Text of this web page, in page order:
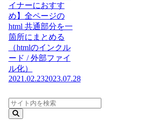
イナーにおすす
め】全ページの
html 共通部分を一
箇所にまとめる
（htmlのインクル
ード / 外部ファイ
ル化）
2021.02.232023.07.28